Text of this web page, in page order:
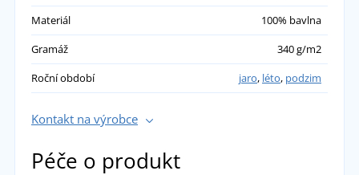
Materiál
100% bavlna
Gramáž
340 g/m2
Roční období
jaro, léto, podzim
Kontakt na výrobce
Péče o produkt